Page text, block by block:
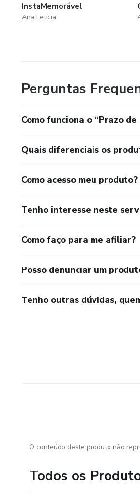
InstaMemorável
Ana Letícia
Perguntas
Como funciona o “Prazo
Quais diferenciais os
Como acesso meu produto?
Tenho interesse neste
Como faço para me afiliar?
Posso denunciar um
Tenho outras dúvidas,
O conteúdo deste produto não
Todos os